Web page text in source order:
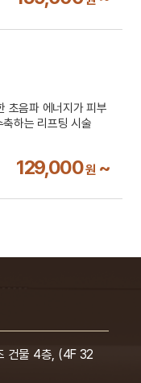
초음파 에너지가 피부
하는 리프팅 시술
129,000원 ~
건물 4층, (4F 32